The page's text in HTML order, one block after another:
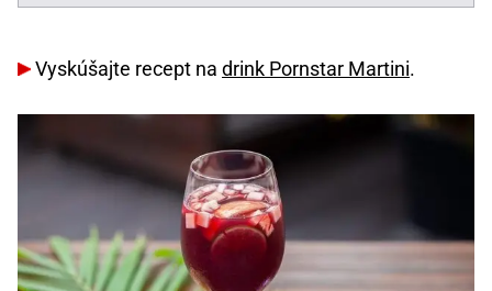
Vyskúšajte recept na drink Pornstar Martini.